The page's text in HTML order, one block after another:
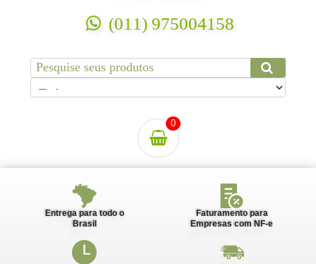
(011) 975004158
0
Entrega para todo o
Brasil
Faturamento para
Empresas com NF-e